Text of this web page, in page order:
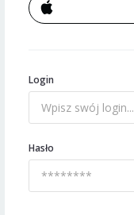
Login
Hasło